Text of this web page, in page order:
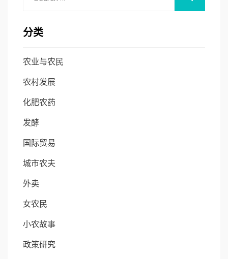
分类
农业与农民
农村发展
化肥农药
发酵
国际贸易
城市农夫
外卖
女农民
小农故事
政策研究